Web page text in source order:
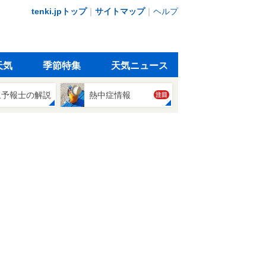
tenki.jpトップ｜ サイトマップ｜ ヘルプ
気 季節特集 天気ニュース
報士の解説 熱中症情報 注目